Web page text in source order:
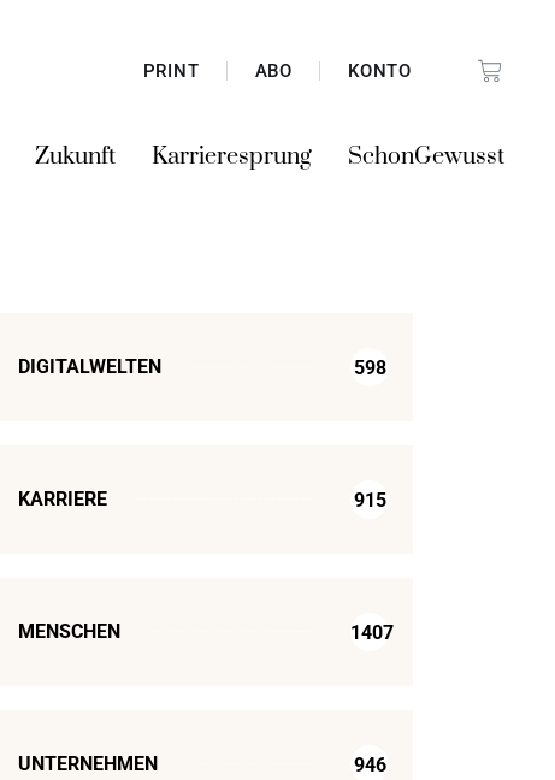
PRINT ABO KONTO
Zukunft Karrieresprung SchonGewusst
DIGITALWELTEN 598
KARRIERE 915
MENSCHEN 1407
UNTERNEHMEN 946